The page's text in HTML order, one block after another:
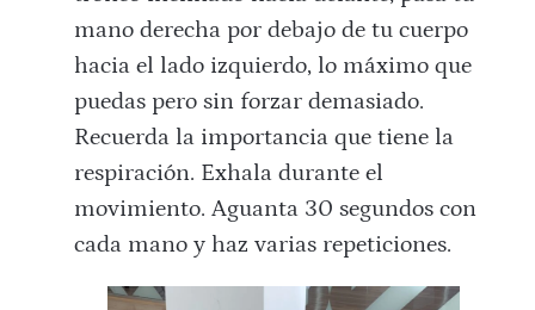
mano derecha por debajo de tu cuerpo
hacia el lado izquierdo, lo máximo que
puedas pero sin forzar demasiado.
Recuerda la importancia que tiene la
respiración. Exhala durante el
movimiento. Aguanta 30 segundos con
cada mano y haz varias repeticiones.